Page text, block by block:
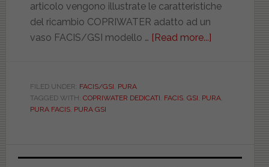
articolo vengono illustrate le caratteristiche
del ricambio COPRIWATER adatto ad un
vaso FACIS/GSI modello … [Read more...]
DEDICATO.
FILED UNDER: FACIS/GSI, PURA
TAGGED WITH: COPRIWATER DEDICATI, FACIS, GSI, PURA,
PURA FACIS, PURA GSI
Primary